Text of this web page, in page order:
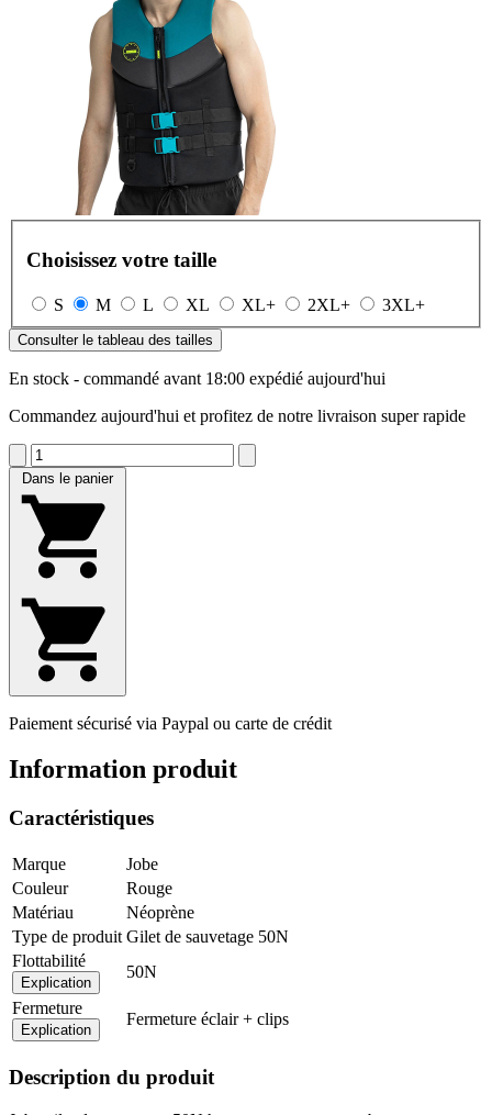
Choisissez votre taille
S M L XL XL+ 2XL+ 3XL+
Consulter le tableau des tailles
En stock - commandé avant 18:00 expédié aujourd'hui
Commandez aujourd'hui et profitez de notre livraison super rapide
Dans le panier
Paiement sécurisé via Paypal ou carte de crédit
Information produit
Caractéristiques
Marque
Jobe
Couleur
Rouge
Matériau
Néoprène
Type de produit Gilet de sauvetage 50N
Flottabilité
Explication
50N
Fermeture
Explication
Fermeture éclair + clips
Description du produit